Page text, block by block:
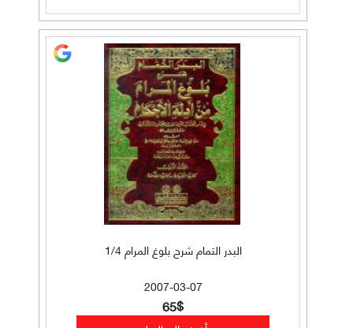
البدر التمام شرح بلوغ المرام 1/4
2007-03-07
65$